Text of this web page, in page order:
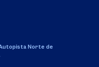
Norte de